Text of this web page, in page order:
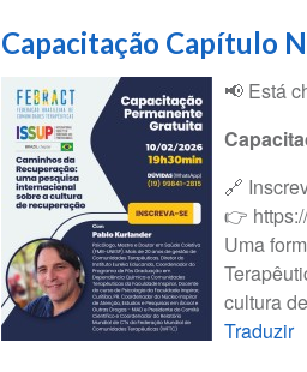
Capacitação Capítulo
📢 Está
🔗
👉
Uma
cultura
Traduzir